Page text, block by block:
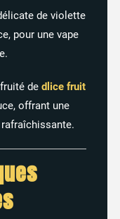
de violette
pour une vape
fruité de dlice fruit
offrant une
rafraîchissante.